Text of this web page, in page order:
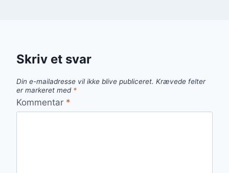
Skriv et svar
Din e-mailadresse vil ikke blive publiceret. Krævede felter
er markeret med *
Kommentar *